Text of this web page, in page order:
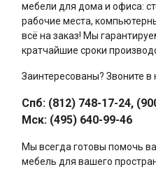
мебели для дома и офиса:
рабочие места,
всё на заказ! Мы
кратчайшие сроки
Заинтересованы? Звоните
Спб: (812) 748-17-24,
Мск: (495) 640-99-46
Мы всегда готовы помочь
мебель для вашего